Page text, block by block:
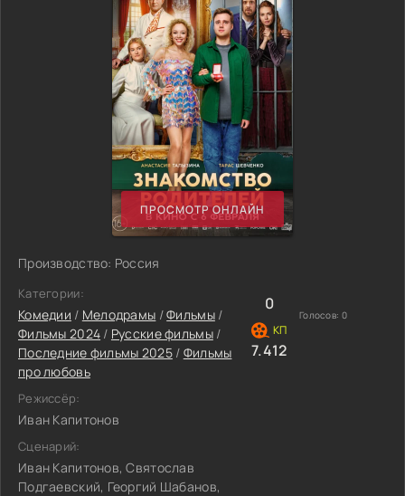
ПРОСМОТР ОНЛАЙН
Производство: Россия
Категории:
Комедии / Мелодрамы /Фильмы/
Фильмы 2024 / Русские фильмы/
Последние фильмы 2025/ Фильмы
про любовь
Режиссёр:
Иван Капитонов
Сценарий:
Иван Капитонов, Святослав
Подгаевский, Георгий Шабанов,
0
Голосов: 0
7.412